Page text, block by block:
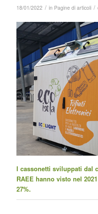
18/01/2022 / in Pagine di articoli /
I cassonetti sviluppati dal
RAEE hanno visto nel
27%.